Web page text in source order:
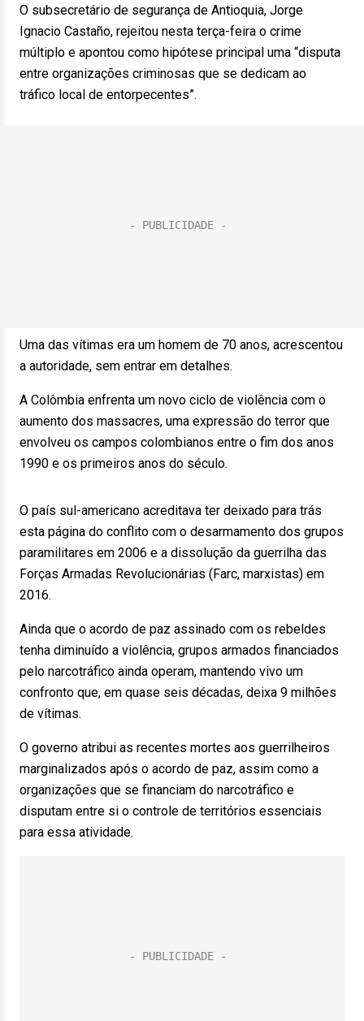
O subsecretário de segurança de Antioquia, Jorge
Ignacio Castaño, rejeitou nesta terça-feira o crime
múltiplo e apontou como hipótese principal uma “disputa
entre organizações criminosas que se dedicam ao
tráfico local de entorpecentes”.
Uma das vítimas era um homem de 70 anos, acrescentou
a autoridade, sem entrar em detalhes.
A Colômbia enfrenta um novo ciclo de violência com o
aumento dos massacres, uma expressão do terror que
envolveu os campos colombianos entre o fim dos anos
1990 e os primeiros anos do século.
O país sul-americano acreditava ter deixado para trás
esta página do conflito com o desarmamento dos grupos
paramilitares em 2006 e a dissolução da guerrilha das
Forças Armadas Revolucionárias (Farc, marxistas) em
2016.
Ainda que o acordo de paz assinado com os rebeldes
tenha diminuído a violência, grupos armados financiados
pelo narcotráfico ainda operam, mantendo vivo um
confronto que, em quase seis décadas, deixa 9 milhões
de vítimas.
O governo atribui as recentes mortes aos guerrilheiros
marginalizados após o acordo de paz, assim como a
organizações que se financiam do narcotráfico e
disputam entre si o controle de territórios essenciais
para essa atividade.